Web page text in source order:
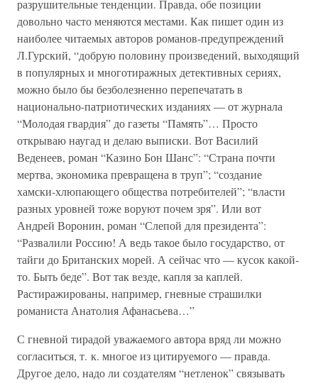
разрушительные тенденции. Правда, обе позиции
довольно часто меняются местами. Как пишет один из
наиболее читаемых авторов романов-предупреждений
Л.Гурский, “добрую половину произведений, выходящий
в популярных и многотиражных детективных сериях,
можно было бы безболезненно перепечатать в
национально-патриотических изданиях — от журнала
“Молодая гвардия” до газеты “Память”… Просто
открываю наугад и делаю выписки. Вот Василий
Веденеев, роман “Казино Бон Шанс”: “Страна почти
мертва, экономика превращена в труп”; “создание
хамски-хлюпающего общества потребителей”; “власти
разных уровней тоже воруют почем зря”. Или вот
Андрей Воронин, роман “Слепой для президента”:
“Развалили Россию! А ведь такое было государство, от
тайги до Британских морей. А сейчас что — кусок какой-
то. Быть беде”. Вот так везде, капля за каплей.
Растиражированы, например, гневные страшилки
романиста Анатолия Афанасьева…”
С гневной тирадой уважаемого автора вряд ли можно
согласиться, т. к. многое из цитируемого — правда.
Другое дело, надо ли создателям “нетленок” связывать